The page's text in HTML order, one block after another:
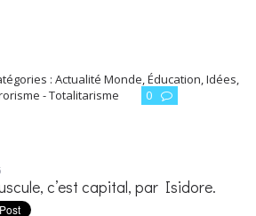
:Actualité Monde,Éducation,Idées,
- Totalitarisme 0
c’est capital, par Isidore.